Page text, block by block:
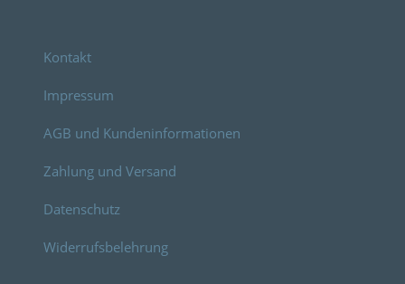
Kontakt
Impressum
AGB und Kundeninformationen
Zahlung und Versand
Datenschutz
Widerrufsbelehrung